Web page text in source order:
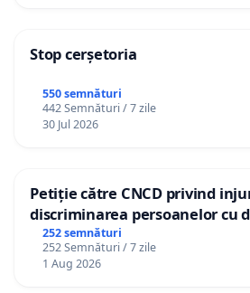
Stop cerșetoria
550 semnături
442 Semnături / 7 zile
30 Jul 2026
Petiție către CNCD privind
discriminarea persoanelor cu
către utilizatorul TikTok „Gorici”
252 semnături
252 Semnături / 7 zile
1 Aug 2026